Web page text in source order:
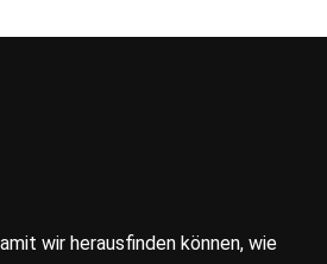
wir herausfinden können, wie